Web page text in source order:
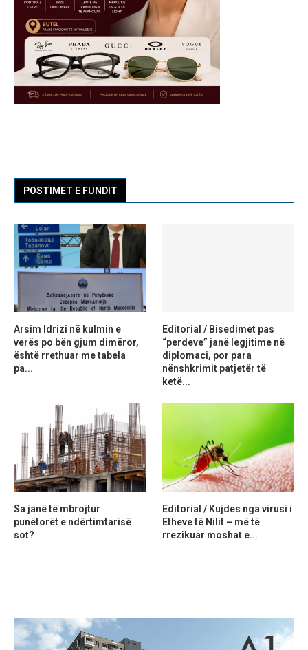
POSTIMET E FUNDIT
Arsim Idrizi në kulmin e
verës po bën gjum dimëror,
është rrethuar me tabela
pa...
Editorial / Bisedimet pas
“perdeve” janë legjitime në
diplomaci, por para
nënshkrimit patjetër të
ketë...
Sa janë të mbrojtur
punëtorët e ndërtimtarisë
sot?
Editorial / Kujdes nga virusi i
Etheve të Nilit – më të
rrezikuar moshat e...